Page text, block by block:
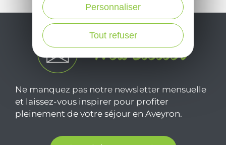
Ne manquez pas notre newsletter mensuelle
et laissez-vous inspirer pour profiter
pleinement de votre séjour en Aveyron.
Tout refuser
Personnaliser